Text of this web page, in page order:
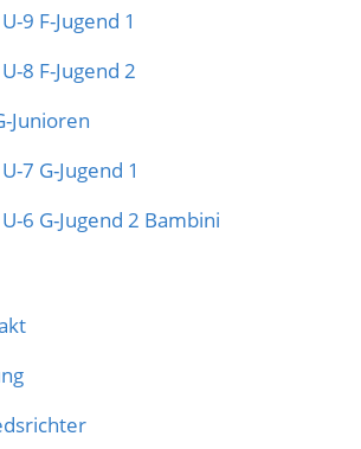
U-9 F-Jugend 1
U-8 F-Jugend 2
Junioren
U-7 G-Jugend 1
U-6 G-Jugend 2 Bambini